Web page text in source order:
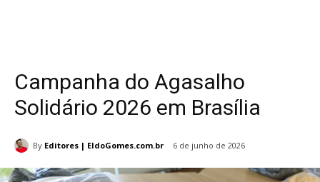
Campanha do Agasalho
Solidário 2026 em Brasília
By Editores | EldoGomes.com.br 6 de junho de 2026